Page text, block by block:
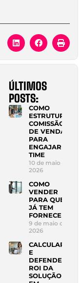
ÚLTIMOS
POSTS:
COMO
ESTRUTURAR
COMISSÃO
DE VENDAS
PARA
ENGAJAR
TIME
10 de maio de
2026
COMO
VENDER
PARA QUEM
JÁ TEM
FORNECEDOR
9 de maio de
2026
CALCULAR
E
DEFENDER
ROI DA
SOLUÇÃO